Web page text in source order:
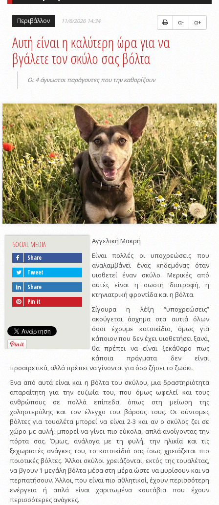
Περιβάλλον 11/6/2026 14:34 α- α+
Αυτή είναι η καλύτερη ώρα για να
βγάλετε τον σκύλο σας βόλτα
Οι 4 άγνωστοι παράγοντες που την καθορίζουν
SOCIAL MEDIA
Share
Tweet
Share
Pin it
Αγγελική Μακρή
Είναι πολλές οι υποχρεώσεις που
αναλαμβάνει ένας κηδεμόνας όταν
υιοθετεί έναν σκύλο. Μερικές από
αυτές είναι η σωστή διατροφή, η
κτηνιατρική φροντίδα και η βόλτα.
Σίγουρα η λέξη “υποχρεώσεις”
ακούγεται άσχημα στα αυτιά όλων
όσοι έχουμε κατοικίδιο, όμως για
κάποιον που δεν έχει υιοθετήσει ξανά,
θα πρέπει να είναι ξεκάθαρο πως
κάποια πράγματα δεν είναι
προαιρετικά, αλλά πρέπει να γίνονται για όσο ζήσει το ζωάκι.
Ένα από αυτά είναι και η βόλτα του σκύλου, μια δραστηριότητα
απαραίτητη για την ευζωία του, που όμως ωφελεί και τους
ανθρώπους σε πολλά επίπεδα, όπως στη μείωση της
χοληστερόλης και τον έλεγχο του βάρους τους. Οι σύντομες
βόλτες για τουαλέτα μπορεί να είναι 2-3 και αν ο σκύλος ζει σε
χώρο με αυλή, μπορεί να γίνει πιο εύκολα, απλά ανοίγοντας την
πόρτα σας. Όμως, ανάλογα με τη φυλή, την ηλικία και τις
ξεχωριστές ανάγκες του, το κατοικίδιό σας ίσως χρειάζεται πιο
ποιοτικές βόλτες. Άλλοι σκύλοι χρειάζονται, εκτός της τουαλέτας,
να βγουν 1 μεγάλη βόλτα μέσα στη μέρα ώστε να μυρίσουν και να
περπατήσουν. Άλλοι, που είναι πιο αθλητικοί, έχουν περισσότερη
ενέργεια ή απλά είναι χαριτωμένα κουτάβια που έχουν
περισσότερες ανάγκες.